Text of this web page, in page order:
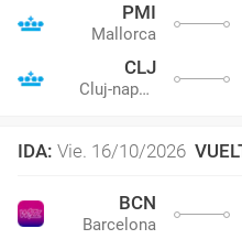
PMI
Mallorca
CLJ
Cluj-napoca
IDA: Vie. 16/10/2026
BCN
Barcelona